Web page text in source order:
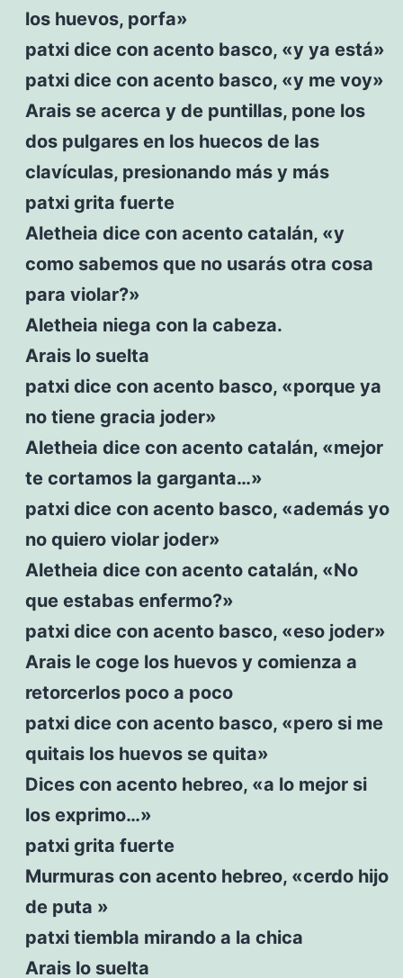
los huevos, porfa»
patxi dice con acento basco, «y ya está»
patxi dice con acento basco, «y me voy»
Arais se acerca y de puntillas, pone los
dos pulgares en los huecos de las
clavículas, presionando más y más
patxi grita fuerte
Aletheia dice con acento catalán, «y
como sabemos que no usarás otra cosa
para violar?»
Aletheia niega con la cabeza.
Arais lo suelta
patxi dice con acento basco, «porque ya
no tiene gracia joder»
Aletheia dice con acento catalán, «mejor
te cortamos la garganta…»
patxi dice con acento basco, «además yo
no quiero violar joder»
Aletheia dice con acento catalán, «No
que estabas enfermo?»
patxi dice con acento basco, «eso joder»
Arais le coge los huevos y comienza a
retorcerlos poco a poco
patxi dice con acento basco, «pero si me
quitais los huevos se quita»
Dices con acento hebreo, «a lo mejor si
los exprimo…»
patxi grita fuerte
Murmuras con acento hebreo, «cerdo hijo
de puta »
patxi tiembla mirando a la chica
Arais lo suelta